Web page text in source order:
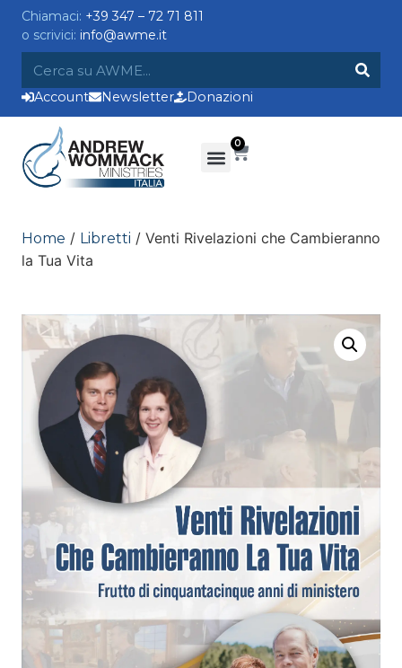
Chiamaci: +39 347 – 72 71 811
o scrivici: info@awme.it
Account Newsletter Donazioni
0
Home / Libretti / Venti Rivelazioni che Cambieranno
la Tua Vita